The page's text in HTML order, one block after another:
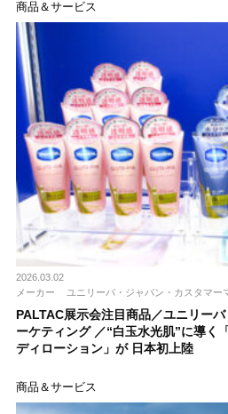
商品＆サービス
2026.03.02
メーカー
ユニリーバ・ジャパン・カスタマー
PALTAC展示会注目商品／ユニリー
ーケティング ／“白玉水光肌”に導く
ディローション」が 日本初上陸
商品＆サービス